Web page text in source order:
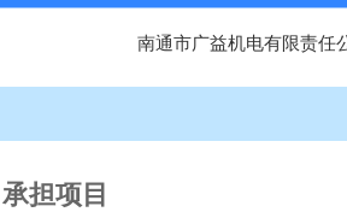
南通市广益机电有限责任
承担项目